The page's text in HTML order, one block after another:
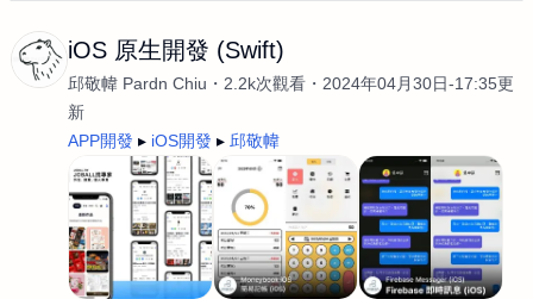
iOS 原生開發 (Swift)
邱敬幃 Pardn Chiu 2.2k次觀看
2024年04月30日-17:35更
新
APP開發
iOS開發 邱敬幃